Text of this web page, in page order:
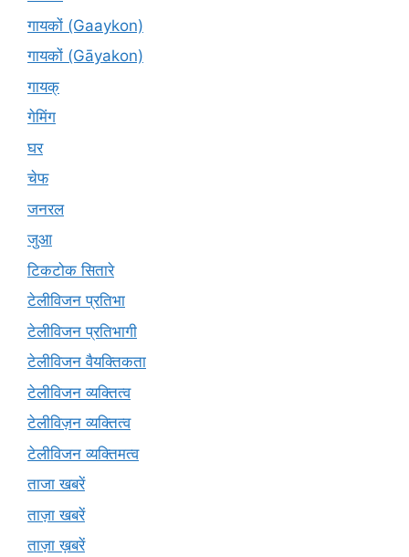
गायकों (Gaaykon)
गायकों (Gāyakon)
गायक्
गेमिंग
घर
चेफ
जनरल
जुआ
टिकटोक सितारे
टेलीविजन प्रतिभा
टेलीविजन प्रतिभागी
टेलीविजन वैयक्तिकता
टेलीविजन व्यक्तित्व
टेलीविज़न व्यक्तित्व
टेलीविजन व्यक्तिमत्व
ताजा खबरें
ताज़ा खबरें
ताज़ा ख़बरें